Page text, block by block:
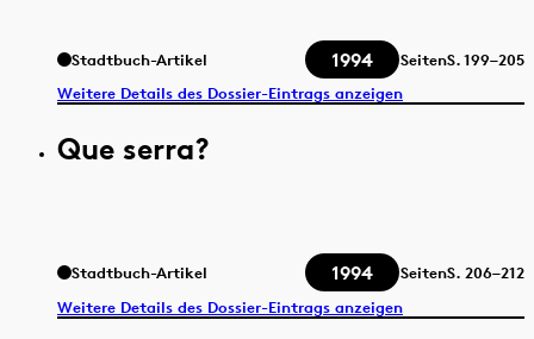
Stadtbuch-Artikel 1994 SeitenS.199–205
Weitere Details des Dossier-Eintrags anzeigen
Que serra?
Stadtbuch-Artikel 1994 SeitenS. 206–212
Weitere Details des Dossier-Eintrags anzeigen